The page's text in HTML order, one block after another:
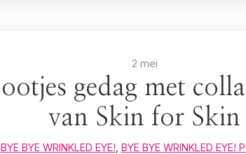
2 mei
gedag met
van Skin for Skin
BYE BYE WRINKLED EYE! BYE BYE WRINKLED